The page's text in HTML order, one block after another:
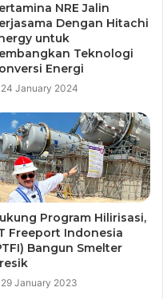
NRE Jalin
Dengan Hitachi
untuk
Teknologi
Energi
24 January 2024
Program Hilirisasi,
Freeport Indonesia
Bangun Smelter
29 January 2023